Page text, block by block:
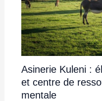
Asinerie Kuleni :
et centre de
mentale